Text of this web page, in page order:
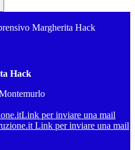
Margherita Hack
Hack
Link per inviare una mail
Link per inviare una mail